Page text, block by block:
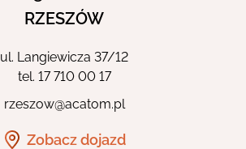
RZESZÓW
ul. Langiewicza 37/12
tel. 17 710 00 17
rzeszow@acatom.pl
Zobacz dojazd